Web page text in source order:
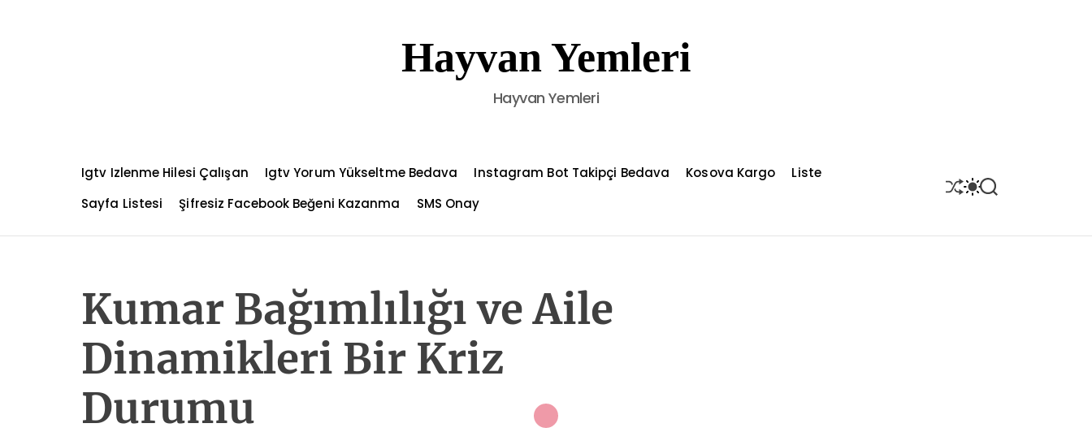
t
Hayvan Yemleri
Hayvan Yemleri
Igtv Izlenme Hilesi Çalışan Igtv Yorum Yükseltme Bedava Instagram Bot Takipçi Bedava Kosova Kargo
Liste
Sayfa Listesi
Şifresiz Facebook Beğeni Kazanma SMS Onay
S
H
S
W
S
E
Kumar Bağımlılığı ve Aile
Dinamikleri Bir Kriz
Durumu